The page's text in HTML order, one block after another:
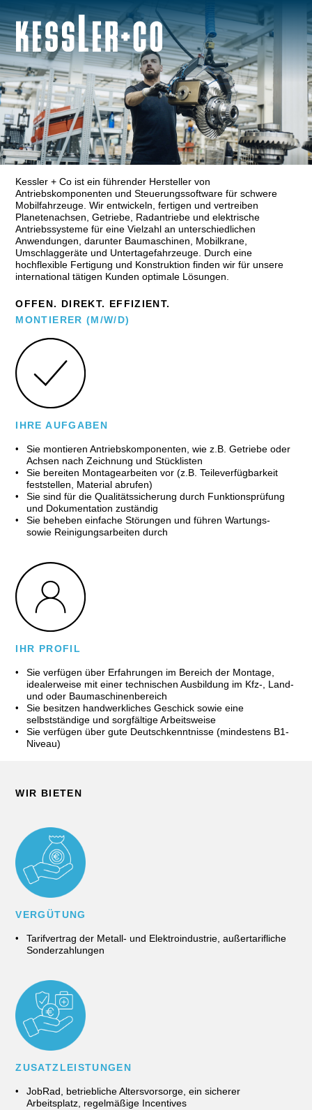
Kessler + Co ist ein führender Hersteller von
Antriebskomponenten und Steue­rungssoftware für schwere
Mobilfahr­zeuge. Wir entwickeln, fertigen und vertreiben
Planetenachsen, Getriebe, Radantriebe und elektrische
Antriebs­systeme für eine Vielzahl an unterschied­lichen
Anwendungen, darunter Bauma­schi­nen, Mobilkrane,
Umschlaggeräte und Untertage­fahrzeuge. Durch eine
hochflexible Fertigung und Konstruktion finden wir für unsere
international tätigen Kunden optimale Lösungen.
OFFEN. DIREKT. EFFIZIENT.
MONTIERER (M/W/D)
IHRE AUFGABEN
Sie montieren Antriebskomponenten, wie z.B. Getriebe oder
Achsen nach Zeichnung und Stücklisten
Sie bereiten Montagearbeiten vor (z.B. Teileverfügbarkeit
feststellen, Material abrufen)
Sie sind für die Qualitätssicherung durch Funktionsprüfung
und Dokumentation zuständig
Sie beheben einfache Störungen und führen Wartungs-
sowie Reinigungsarbeiten durch
IHR PROFIL
Sie verfügen über Erfahrungen im Bereich der Montage,
idealerweise mit einer technischen Ausbildung im Kfz-, Land-
und oder Baumaschinenbereich
Sie besitzen handwerkliches Geschick sowie eine
selbstständige und sorgfältige Arbeitsweise
Sie verfügen über gute Deutschkenntnisse (mindestens B1-
Niveau)
WIR BIETEN
VERGÜTUNG
Tarifvertrag der Metall- und Elektroindustrie, außertarifliche
Sonderzahlungen
ZUSATZLEISTUNGEN
JobRad, betriebliche Altersvorsorge, ein sicherer
Arbeitsplatz, regelmäßige Incentives